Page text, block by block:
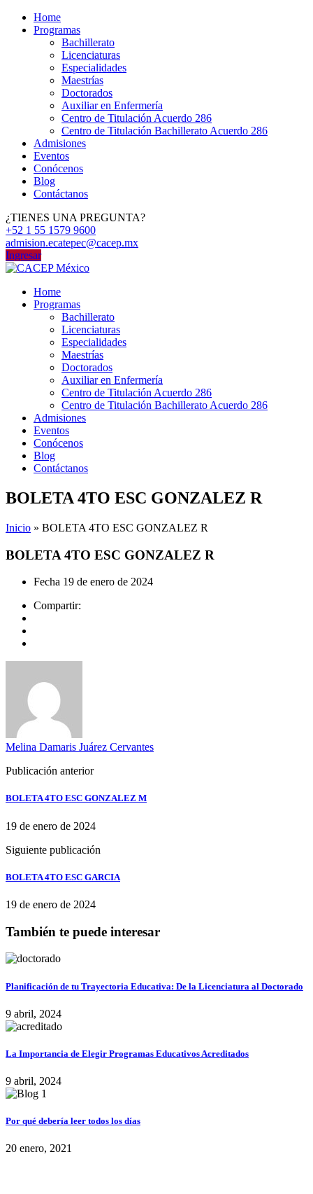
Home
Programas
Bachillerato
Licenciaturas
Especialidades
Maestrías
Doctorados
Auxiliar en Enfermería
Centro de Titulación Acuerdo 286
Centro de Titulación Bachillerato Acuerdo 286
Admisiones
Eventos
Conócenos
Blog
Contáctanos
¿TIENES UNA PREGUNTA?
+52 1 55 1579 9600
admision.ecatepec@cacep.mx
Ingresar
Home
Programas
Bachillerato
Licenciaturas
Especialidades
Maestrías
Doctorados
Auxiliar en Enfermería
Centro de Titulación Acuerdo 286
Centro de Titulación Bachillerato Acuerdo 286
Admisiones
Eventos
Conócenos
Blog
Contáctanos
BOLETA 4TO ESC GONZALEZ R
Inicio » BOLETA 4TO ESC GONZALEZ R
BOLETA 4TO ESC GONZALEZ R
Fecha 19 de enero de 2024
Compartir:
Melina Damaris Juárez Cervantes
Publicación anterior
BOLETA 4TO ESC GONZALEZ M
19 de enero de 2024
Siguiente publicación
BOLETA 4TO ESC GARCIA
19 de enero de 2024
También te puede interesar
Planificación de tu Trayectoria Educativa: De la Licenciatura al Doctorado
9 abril, 2024
La Importancia de Elegir Programas Educativos Acreditados
9 abril, 2024
Por qué debería leer todos los días
20 enero, 2021